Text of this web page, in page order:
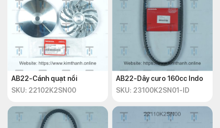
AB22-Cánh quạt nồi
SKU: 22102K2SN00
AB22-Dây curo 160cc Indo
SKU: 23100K2SN01-ID